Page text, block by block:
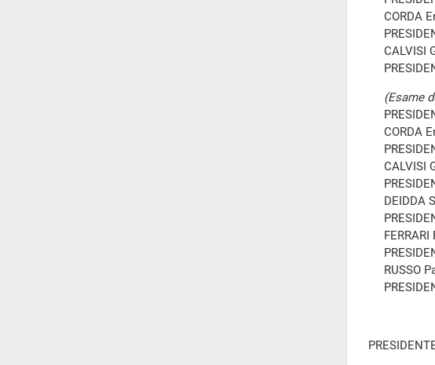
CORDA
CALVISI
(Esame
CORDA
CALVISI
DEIDDA
RUSSO